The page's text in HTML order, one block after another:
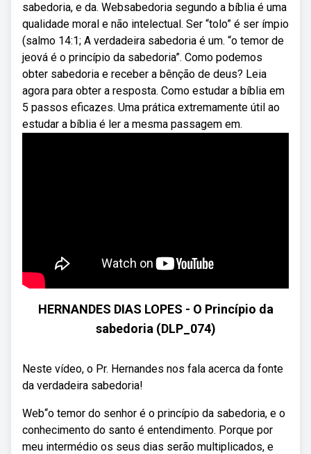
sabedoria, e da. Websabedoria segundo a bíblia é uma
qualidade moral e não intelectual. Ser “tolo” é ser ímpio
(salmo 14:1; A verdadeira sabedoria é um. “o temor de
jeová é o princípio da sabedoria”. Como podemos
obter sabedoria e receber a bênção de deus? Leia
agora para obter a resposta. Como estudar a bíblia em
5 passos eficazes. Uma prática extremamente útil ao
estudar a bíblia é ler a mesma passagem em.
HERNANDES DIAS LOPES - O Princípio da
sabedoria (DLP_074)
Neste vídeo, o Pr. Hernandes nos fala acerca da fonte
da verdadeira sabedoria!
Web“o temor do senhor é o princípio da sabedoria, e o
conhecimento do santo é entendimento. Porque por
meu intermédio os seus dias serão multiplicados, e